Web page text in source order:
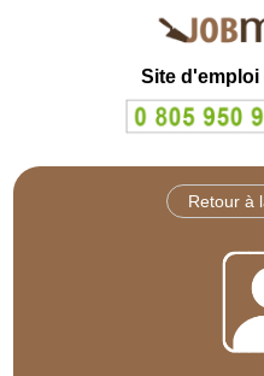
Site d'emploi
Retour à